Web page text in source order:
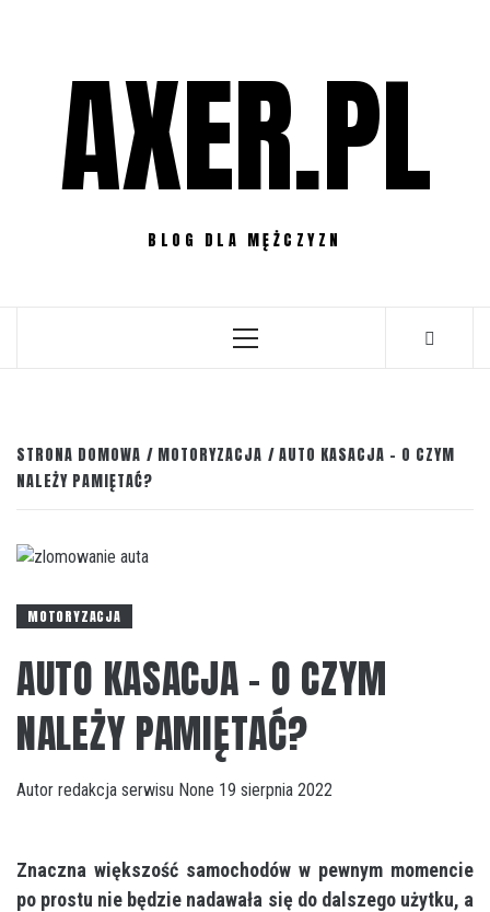
AXER.PL
BLOG DLA MĘŻCZYZN
Menu
STRONA DOMOWA MOTORYZACJA
AUTO KASACJA – O CZYM
NALEŻY PAMIĘTAĆ?
MOTORYZACJA
AUTO KASACJA – O CZYM
NALEŻY PAMIĘTAĆ?
Autor redakcja serwisu None 19 sierpnia 2022
Znaczna większość samochodów w pewnym momencie
po prostu nie będzie nadawała się do dalszego użytku, a